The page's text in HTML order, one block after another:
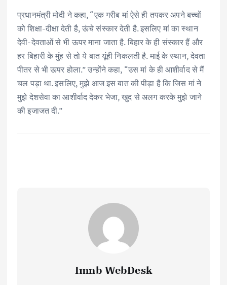
प्रधानमंत्री मोदी ने कहा, “एक गरीब मां ऐसे ही तपकर अपने बच्चों
को शिक्षा-दीक्षा देती है, ऊंचे संस्कार देती है. इसलिए मां का स्थान
देवी-देवताओं से भी ऊपर माना जाता है. बिहार के ही संस्कार हैं और
हर बिहारी के मुंह से तो ये बात यूंही निकलती है. माई के स्थान, देवता
पीतर से भी ऊपर होला.” उन्होंने कहा, “उस मां के ही आशीर्वाद से मैं
चल पड़ा था. इसलिए, मुझे आज इस बात की पीड़ा है कि जिस मां ने
मुझे देशसेवा का आशीर्वाद देकर भेजा, खुद से अलग करके मुझे जाने
की इजाजत दी.”
Imnb WebDesk